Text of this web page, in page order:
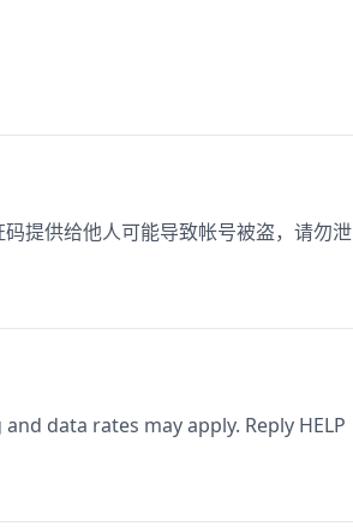
提供给他人可能导致帐号被盗，请勿泄
data rates may apply. Reply HELP